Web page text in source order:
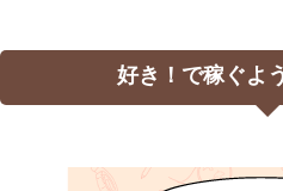
好き！で稼ぐよ